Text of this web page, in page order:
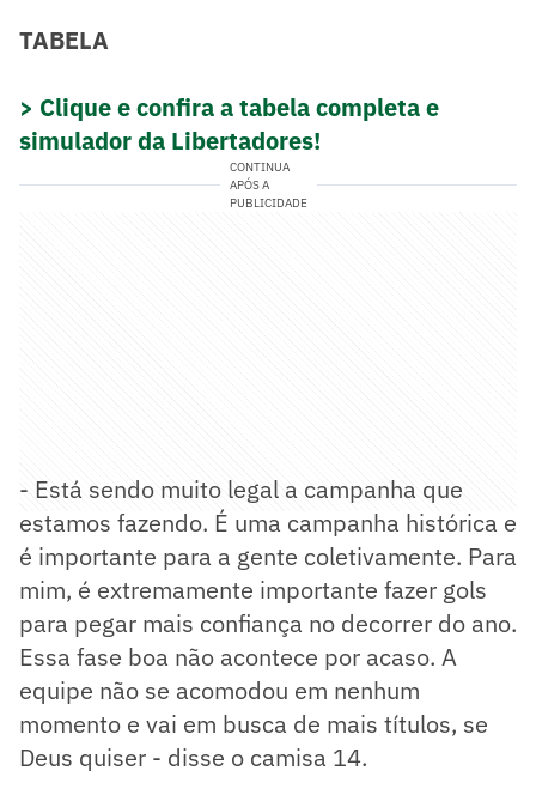
TABELA
> Clique e confira a tabela completa e
simulador da Libertadores!
CONTINUA
APÓS A
PUBLICIDADE
- Está sendo muito legal a campanha que
estamos fazendo. É uma campanha histórica e
é importante para a gente coletivamente. Para
mim, é extremamente importante fazer gols
para pegar mais confiança no decorrer do ano.
Essa fase boa não acontece por acaso. A
equipe não se acomodou em nenhum
momento e vai em busca de mais títulos, se
Deus quiser - disse o camisa 14.